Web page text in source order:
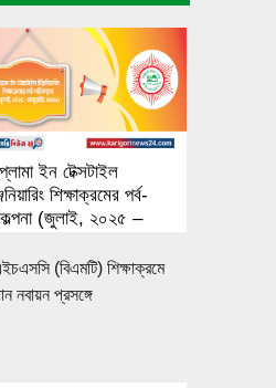
ইন টেক্সটাইল
শিক্ষাক্রমের পর্ব-
(জুলাই, ২০২৫ –